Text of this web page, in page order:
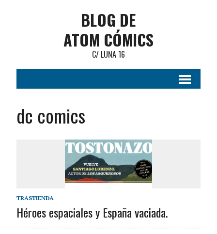
BLOG DE
ATOM CÓMICS
C/ LUNA 16
dc comics
TRASTIENDA
Héroes espaciales y España vaciada.